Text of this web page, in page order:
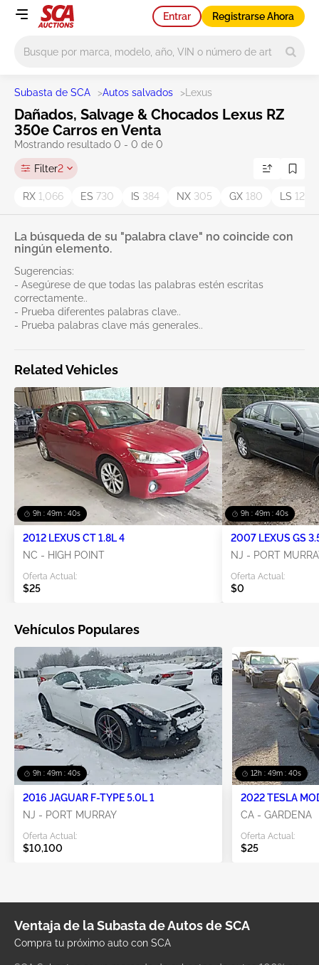
Entrar Registrarse Ahora
Subasta de SCA >Autos salvados > Lexus
Dañados, Salvage & Chocados Lexus RZ
350e Carros en Venta
Mostrando resultado 0 - 0 de 0
Filter2
RX 1,066 ES 730 IS 384 NX 305 GX 180 LS 127
La búsqueda de su "palabra clave" no coincide con
ningún elemento.
Sugerencias:
- Asegúrese de que todas las palabras estén escritas
correctamente..
- Prueba diferentes palabras clave..
- Prueba palabras clave más generales..
Related Vehicles
9h : 49m : 40s
2012 LEXUS CT 1.8L 4
NC - HIGH POINT
Oferta Actual:
$25
9h : 49m : 40s
2007 LEXUS GS
NJ - PORT
Oferta Actual:
$0
Vehículos Populares
9h : 49m : 40s
2016 JAGUAR F-TYPE 5.0L 1
NJ - PORT MURRAY
Oferta Actual:
$10,100
12h : 49m : 40s
2022 TESLA
CA - GARDENA
Oferta Actual:
$25
Ventaja de la Subasta de Autos de SCA
Compra tu próximo auto con SCA